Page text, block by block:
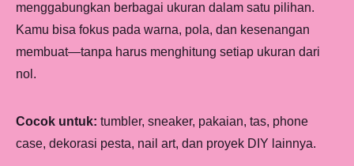
menggabungkan berbagai ukuran dalam satu pilihan.
Kamu bisa fokus pada warna, pola, dan kesenangan
membuat—tanpa harus menghitung setiap ukuran dari
nol.
Cocok untuk: tumbler, sneaker, pakaian, tas, phone
case, dekorasi pesta, nail art, dan proyek DIY lainnya.